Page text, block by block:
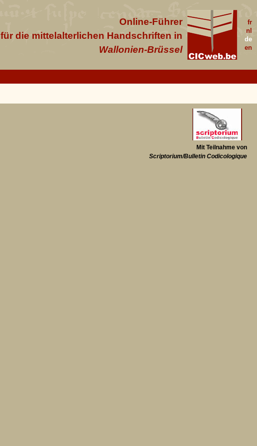
fr
nl
de
en
Online-Führer
für die mittelalterlichen Handschriften in
Wallonien-Brüssel
Mit Teilnahme von
Scriptorium/Bulletin Codicologique